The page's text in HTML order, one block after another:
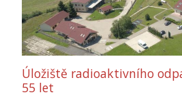
Úložiště radioaktivního
55 let